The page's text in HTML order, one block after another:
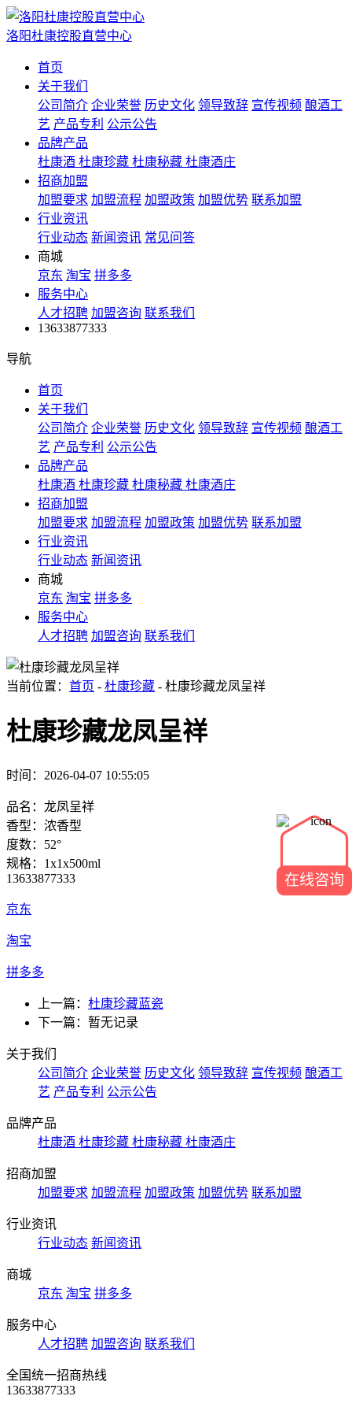
洛阳杜康控股直营中心
首页
关于我们
公司简介 企业荣誉 历史文化 领导致辞 宣传视频 酿酒工
艺 产品专利 公示公告
品牌产品
杜康酒 杜康珍藏 杜康秘藏 杜康酒庄
招商加盟
加盟要求 加盟流程 加盟政策 加盟优势 联系加盟
行业资讯
行业动态 新闻资讯 常见问答
商城
京东 淘宝 拼多多
服务中心
人才招聘 加盟咨询 联系我们
13633877333
导航
首页
关于我们
公司简介 企业荣誉 历史文化 领导致辞 宣传视频 酿酒工
艺 产品专利 公示公告
品牌产品
杜康酒 杜康珍藏 杜康秘藏 杜康酒庄
招商加盟
加盟要求 加盟流程 加盟政策 加盟优势 联系加盟
行业资讯
行业动态 新闻资讯
商城
京东 淘宝 拼多多
服务中心
人才招聘 加盟咨询 联系我们
当前位置： 首页 - 杜康珍藏 - 杜康珍藏龙凤呈祥
杜康珍藏龙凤呈祥
时间：2026-04-07 10:55:05
品名： 龙凤呈祥
香型：浓香型
度数： 52°
规格： 1x1x500ml
13633877333
京东
淘宝
拼多多
上一篇： 杜康珍藏蓝瓷
下一篇：暂无记录
关于我们
公司简介 企业荣誉 历史文化 领导致辞 宣传视频 酿酒工
艺 产品专利 公示公告
品牌产品
杜康酒 杜康珍藏 杜康秘藏 杜康酒庄
招商加盟
加盟要求 加盟流程 加盟政策 加盟优势 联系加盟
行业资讯
行业动态 新闻资讯
商城
京东 淘宝 拼多多
服务中心
人才招聘 加盟咨询 联系我们
全国统一招商热线
13633877333
在线咨询